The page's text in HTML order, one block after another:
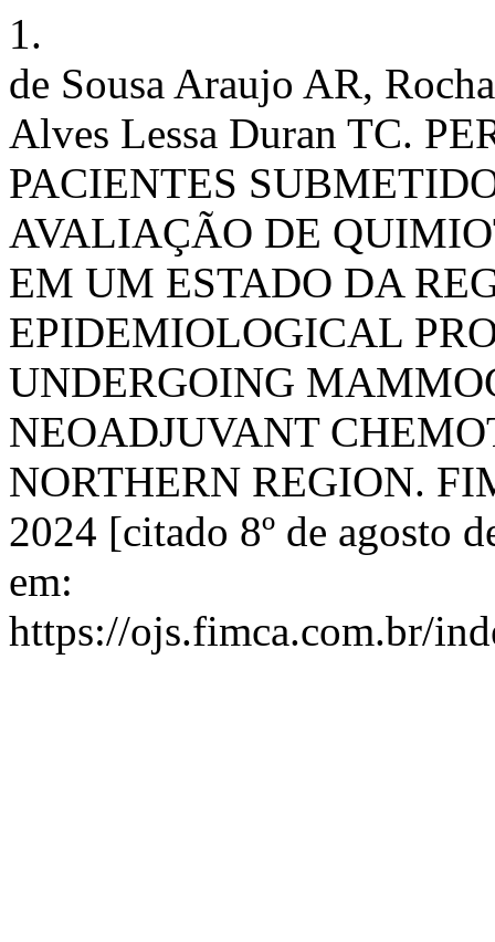
1.
de Sousa Araujo AR,
Alves Lessa Duran TC.
PACIENTES
AVALIAÇÃO DE
EM UM ESTADO DA
EPIDEMIOLOGICAL
UNDERGOING
NEOADJUVANT
NORTHERN REGION.
2024 [citado 8º de agosto
em:
https://ojs.fimca.com.br/